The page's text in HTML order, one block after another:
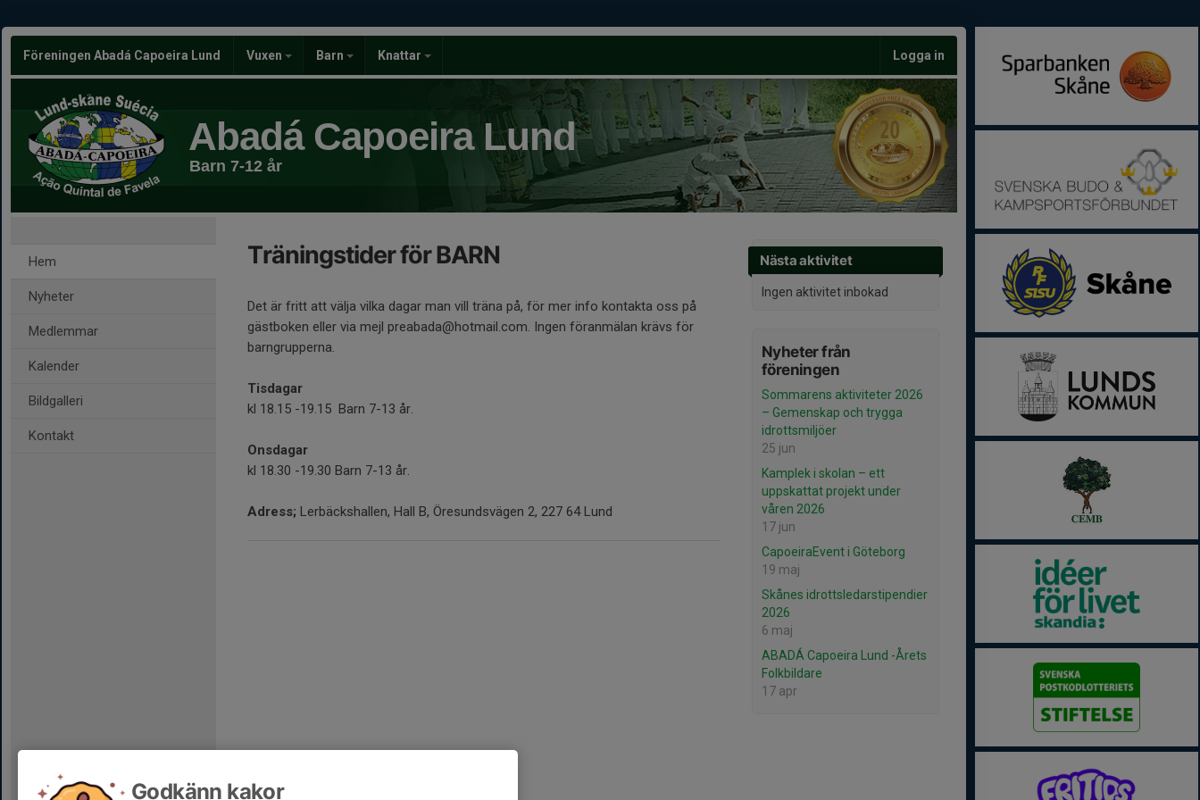
Föreningen Abadá Capoeira Lund Vuxen Barn Knattar Logga in
Abadá Capoeira Lund
Barn 7-12 år
Hem
Nyheter
Medlemmar
Kalender
Bildgalleri
Kontakt
Nästa aktivitet
Ingen aktivitet inbokad
Nyheter från
föreningen
Sommarens aktiviteter 2026
– Gemenskap och trygga
idrottsmiljöer
25 jun
Kamplek i skolan – ett
uppskattat projekt under
våren 2026
17 jun
CapoeiraEvent i Göteborg
19 maj
Skånes idrottsledarstipendier
2026
6 maj
ABADÁ Capoeira Lund -Årets
Folkbildare
17 apr
Träningstider för BARN
Det är fritt att välja vilka dagar man vill träna på, för mer info kontakta oss på
gästboken eller via mejl preabada@hotmail.com. Ingen föranmälan krävs för
barngrupperna.
Tisdagar
kl 18.15 -19.15 Barn 7-13 år.
Onsdagar
kl 18.30 -19.30 Barn 7-13 år.
Adress; Lerbäckshallen, Hall B, Öresundsvägen 2, 227 64 Lund
Godkänn kakor